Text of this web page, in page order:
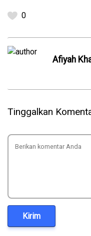
0
Afiyah
Tinggalkan
Kirim